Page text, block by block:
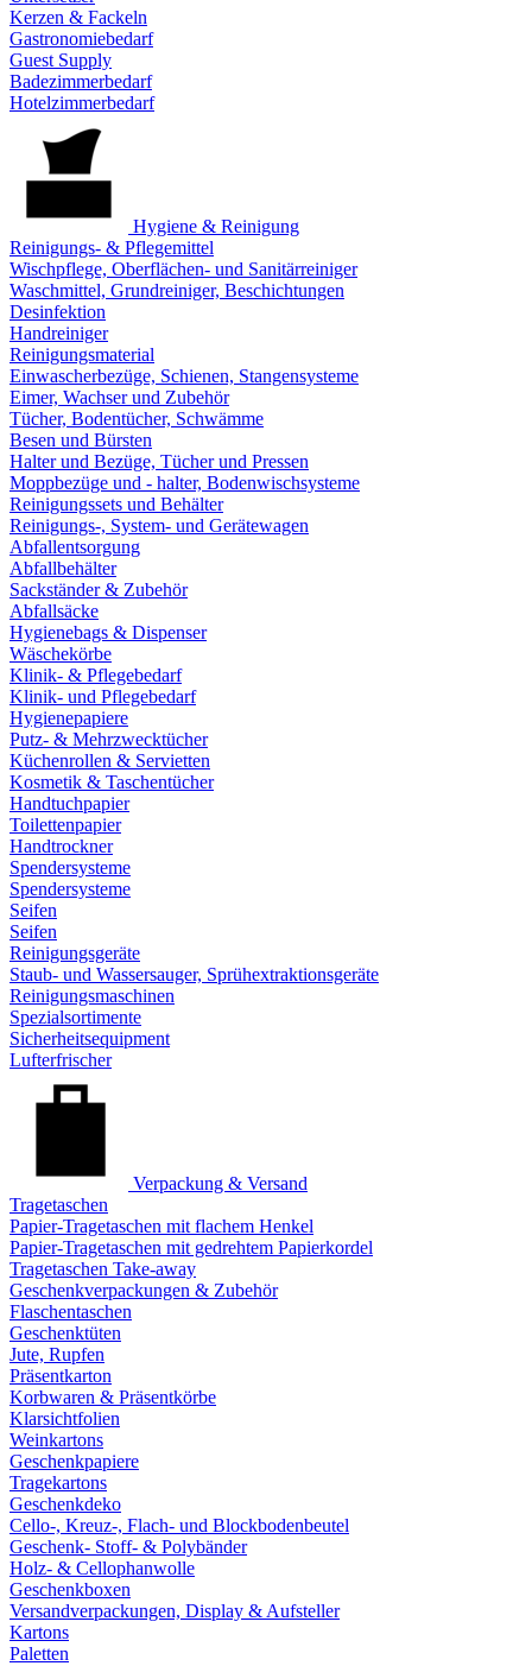
Kerzen & Fackeln
Gastronomiebedarf
Guest Supply
Badezimmerbedarf
Hotelzimmerbedarf
Hygiene & Reinigung
Reinigungs- & Pflegemittel
Wischpflege, Oberflächen- und Sanitärreiniger
Waschmittel, Grundreiniger, Beschichtungen
Desinfektion
Handreiniger
Reinigungsmaterial
Einwascherbezüge, Schienen, Stangensysteme
Eimer, Wachser und Zubehör
Tücher, Bodentücher, Schwämme
Besen und Bürsten
Halter und Bezüge, Tücher und Pressen
Moppbezüge und - halter, Bodenwischsysteme
Reinigungssets und Behälter
Reinigungs-, System- und Gerätewagen
Abfallentsorgung
Abfallbehälter
Sackständer & Zubehör
Abfallsäcke
Hygienebags & Dispenser
Wäschekörbe
Klinik- & Pflegebedarf
Klinik- und Pflegebedarf
Hygienepapiere
Putz- & Mehrzwecktücher
Küchenrollen & Servietten
Kosmetik & Taschentücher
Handtuchpapier
Toilettenpapier
Handtrockner
Spendersysteme
Spendersysteme
Seifen
Seifen
Reinigungsgeräte
Staub- und Wassersauger, Sprühextraktionsgeräte
Reinigungsmaschinen
Spezialsortimente
Sicherheitsequipment
Lufterfrischer
Verpackung & Versand
Tragetaschen
Papier-Tragetaschen mit flachem Henkel
Papier-Tragetaschen mit gedrehtem Papierkordel
Tragetaschen Take-away
Geschenkverpackungen & Zubehör
Flaschentaschen
Geschenktüten
Jute, Rupfen
Präsentkarton
Korbwaren & Präsentkörbe
Klarsichtfolien
Weinkartons
Geschenkpapiere
Tragekartons
Geschenkdeko
Cello-, Kreuz-, Flach- und Blockbodenbeutel
Geschenk- Stoff- & Polybänder
Holz- & Cellophanwolle
Geschenkboxen
Versandverpackungen, Display & Aufsteller
Kartons
Paletten